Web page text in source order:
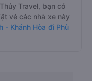
Travel, bạn có
vé các nhà xe này
- Khánh Hòa đi Phù